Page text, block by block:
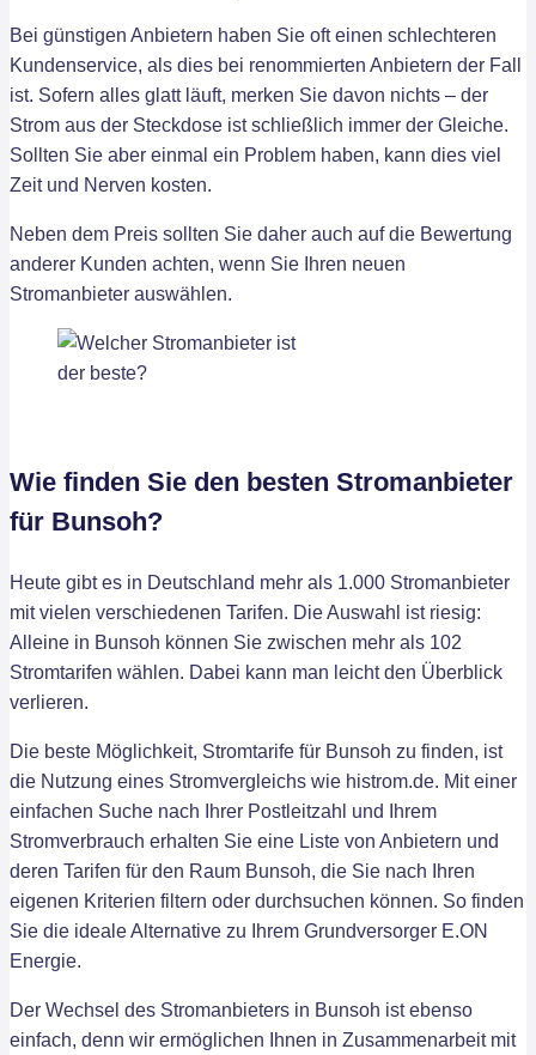
Bei günstigen Anbietern haben Sie oft einen schlechteren
Kundenservice, als dies bei renommierten Anbietern der Fall
ist. Sofern alles glatt läuft, merken Sie davon nichts – der
Strom aus der Steckdose ist schließlich immer der Gleiche.
Sollten Sie aber einmal ein Problem haben, kann dies viel
Zeit und Nerven kosten.
Neben dem Preis sollten Sie daher auch auf die Bewertung
anderer Kunden achten, wenn Sie Ihren neuen
Stromanbieter auswählen.
Wie finden Sie den besten Stromanbieter
für Bunsoh?
Heute gibt es in Deutschland mehr als 1.000 Stromanbieter
mit vielen verschiedenen Tarifen. Die Auswahl ist riesig:
Alleine in Bunsoh können Sie zwischen mehr als 102
Stromtarifen wählen. Dabei kann man leicht den Überblick
verlieren.
Die beste Möglichkeit, Stromtarife für Bunsoh zu finden, ist
die Nutzung eines Stromvergleichs wie histrom.de. Mit einer
einfachen Suche nach Ihrer Postleitzahl und Ihrem
Stromverbrauch erhalten Sie eine Liste von Anbietern und
deren Tarifen für den Raum Bunsoh, die Sie nach Ihren
eigenen Kriterien filtern oder durchsuchen können. So finden
Sie die ideale Alternative zu Ihrem Grundversorger E.ON
Energie.
Der Wechsel des Stromanbieters in Bunsoh ist ebenso
einfach, denn wir ermöglichen Ihnen in Zusammenarbeit mit